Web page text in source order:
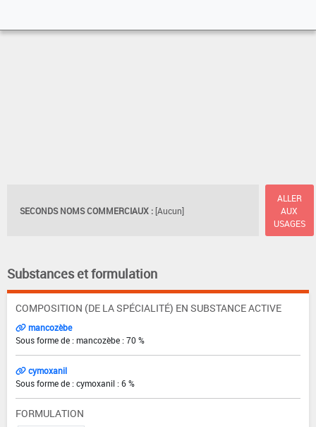
SECONDS NOMS COMMERCIAUX : [Aucun]
ALLER
AUX
USAGES
Substances et formulation
COMPOSITION (DE LA SPÉCIALITÉ) EN SUBSTANCE ACTIVE
mancozèbe
Sous forme de : mancozèbe : 70 %
cymoxanil
Sous forme de : cymoxanil : 6 %
FORMULATION